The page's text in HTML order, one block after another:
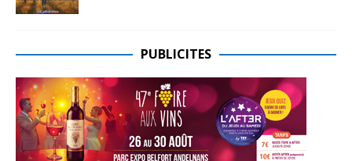
PUBLICITES